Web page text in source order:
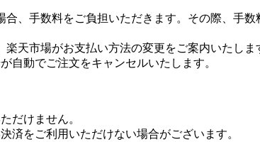
、手数料をご負担いただきます。その際、手
天市場がお支払い方法の変更をご案内いたしま
自動でご注文をキャンセルいたします。
だけません。
をご利用いただけない場合がございます。